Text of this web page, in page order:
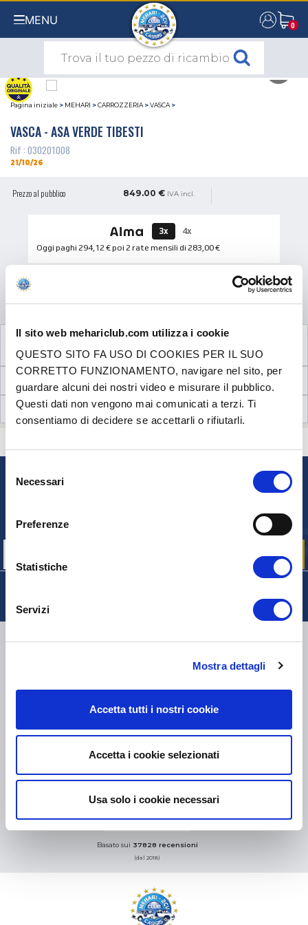
Il sito web mehariclub.com utilizza i cookie
QUESTO SITO FA USO DI COOKIES PER IL SUO
CORRETTO FUNZIONAMENTO, navigare nel sito, per
guardare alcuni dei nostri video e misurare il pubblico.
Questi dati non vengono mai comunicati a terzi. Ti
consentiamo di decidere se accettarli o rifiutarli.
delNecessari
Preferenze
Statistiche
Servizi
Mostra dettagli
Accetta tutti i nostri cookie
Accetta i cookie selezionati
Usa solo i cookie necessari
MENU 0
0
Pagina iniziale > MEHARI >CARROZZERIA >VASCA >
VASCA - ASA VERDE TIBESTI
Rif : 030201008
21/10/26
Prezzo al pubblico 849.00 € IVA incl.
3x
4x
Oggi paghi 294,12 €poi 2 rate mensili di 283,00 €
VEDI I2PRODOTTI COMPLEMENTARI
NECESSARI AL MONTAGGIO
INFORMAZIONI TECNICHE
RECENSIONI CLIENTI (0)
le nostre offerte promozionali e le novità sui prodotti
CONSEGNA
COLLI DI PICCOLE DIMENSIONI:COLLISSIMO, TNT, DPD -COLLI DI GRANDI DIMENSIONI:
eKomi
COMPANY
Basato sui 37828 recensioni
(dal 2018)